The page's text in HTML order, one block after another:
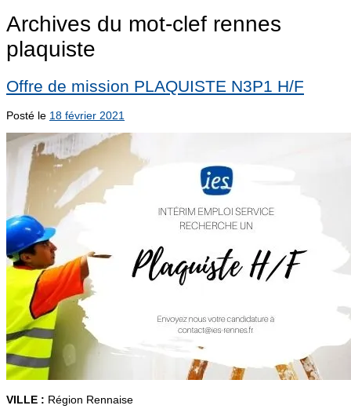
Archives du mot-clef rennes
plaquiste
Offre de mission PLAQUISTE N3P1 H/F
Posté le 18 février 2021
VILLE : Région Rennaise